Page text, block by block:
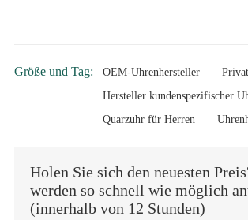
Größe und Tag: OEM-Uhrenhersteller
Hersteller kundenspezifischer
Quarzuhr für Herren
Holen Sie sich den neuesten
werden so schnell wie möglich
(innerhalb von 12 Stunden)